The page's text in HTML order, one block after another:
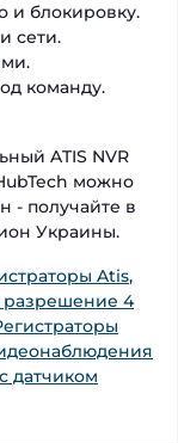
и блокировку.
сети.
команду.
ATIS NVR
можно
- получайте в
Украины.
Atis,
разрешение 4
датчиком